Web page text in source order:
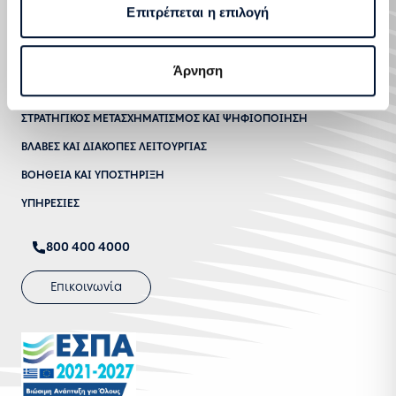
Επιτρέπεται η επιλογή
Άρνηση
ΣΤΡΑΤΗΓΙΚΟΣ ΜΕΤΑΣΧΗΜΑΤΙΣΜΟΣ ΚΑΙ ΨΗΦΙΟΠΟΙΗΣΗ
ΒΛΑΒΕΣ ΚΑΙ ΔΙΑΚΟΠΕΣ ΛΕΙΤΟΥΡΓΙΑΣ
ΒΟΗΘΕΙΑ ΚΑΙ ΥΠΟΣΤΗΡΙΞΗ
ΥΠΗΡΕΣΙΕΣ
800 400 4000
Επικοινωνία